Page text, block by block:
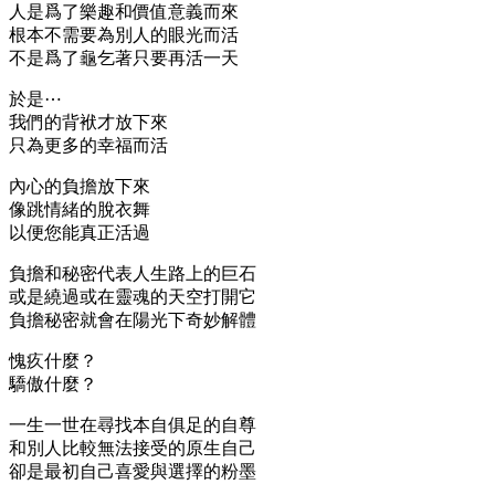
人是爲了樂趣和價值意義而來
根本不需要為別人的眼光而活
不是爲了龜乞著只要再活一天
於是⋯
我們的背袱才放下來
只為更多的幸福而活
內心的負擔放下來
像跳情緒的脫衣舞
以便您能真正活過
負擔和秘密代表人生路上的巨石
或是繞過或在靈魂的天空打開它
負擔秘密就會在陽光下奇妙解體
愧疚什麼？
驕傲什麼？
一生一世在尋找本自俱足的自尊
和別人比較無法接受的原生自己
卻是最初自己喜愛與選擇的粉墨